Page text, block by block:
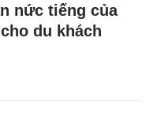
nức tiếng của
du khách